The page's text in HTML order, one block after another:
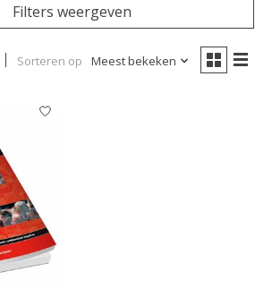
Filters weergeven
Sorteren op Meest bekeken